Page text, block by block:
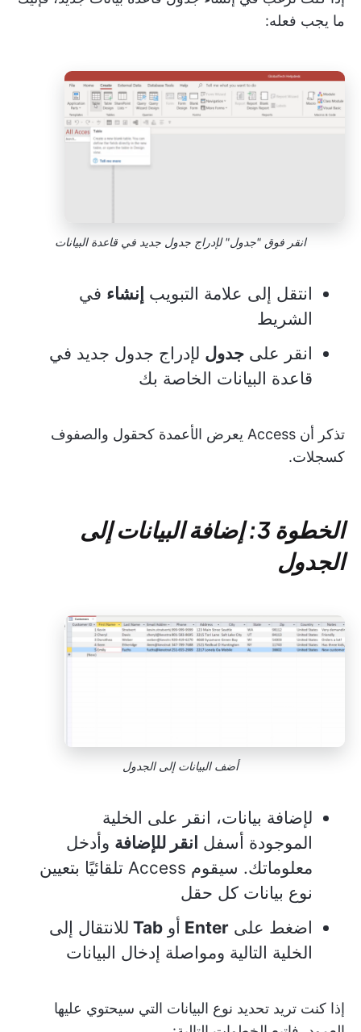
ما يجب فعله:
انقر فوق "جدول" لإدراج جدول جديد في قاعدة البيانات
انتقل إلى علامة التبويب إنشاء في
الشريط
انقر على جدول لإدراج جدول جديد في
قاعدة البيانات الخاصة بك
تذكر أن Access يعرض الأعمدة كحقول والصفوف
كسجلات.
الخطوة 3: إضافة البيانات إلى
الجدول
أضف البيانات إلى الجدول
لإضافة بيانات، انقر على الخلية
الموجودة أسفل انقر للإضافة وأدخل
معلوماتك. سيقوم Access تلقائيًا بتعيين
نوع بيانات كل حقل
اضغط على Enter أو Tab للانتقال إلى
الخلية التالية ومواصلة إدخال البيانات
إذا كنت تريد تحديد نوع البيانات التي سيحتوي عليها